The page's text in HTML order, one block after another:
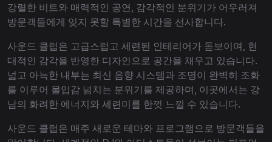
강렬한 비트와 매력적인 공연, 감각적인 분위기가 어우러져
방문객들에게 잊지 못할 특별한 시간을 선사합니다.
사운드 클럽은 고급스럽고 세련된 인테리어가 돋보이며, 현
대적인 감각을 반영한 디자인으로 공간을 채우고 있습니다.
넓고 아늑한 내부는 최신 음향 시스템과 조명이 완벽히 조화
를 이루어 몰입감 넘치는 분위기를 제공하며, 이곳에서는 강
남의 화려한 에너지와 세련미를 한껏 느낄 수 있습니다.
사운드 클럽은 매주 새로운 테마와 프로그램으로 방문객들을